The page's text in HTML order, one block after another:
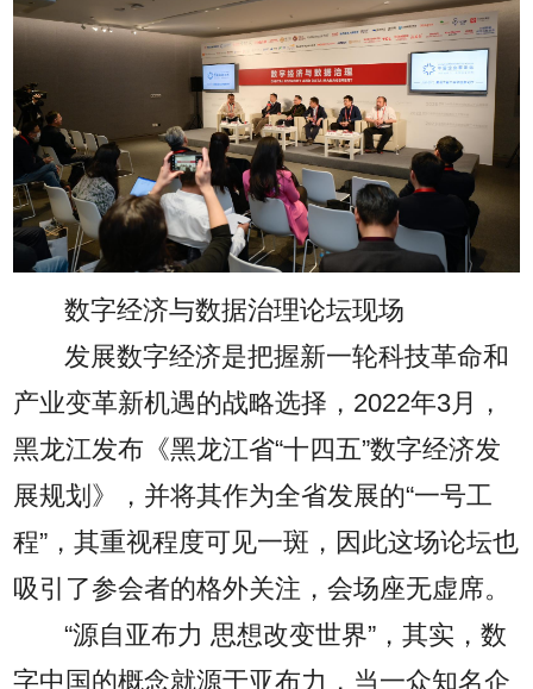
数字经济与数据治理论坛现场
发展数字经济是把握新一轮科技革命和
产业变革新机遇的战略选择，2022年3月，
黑龙江发布《黑龙江省“十四五”数字经济发
展规划》，并将其作为全省发展的“一号工
程”，其重视程度可见一斑，因此这场论坛也
吸引了参会者的格外关注，会场座无虚席。
“源自亚布力 思想改变世界”，其实，数
字中国的概念就源于亚布力，当一众知名企